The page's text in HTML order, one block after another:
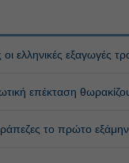
ελληνικές εξαγωγές
επέκταση
το πρώτο